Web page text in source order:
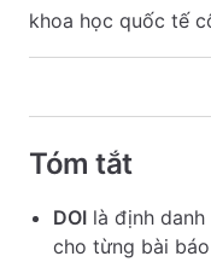
khoa học quốc tế
Tóm tắt
DOI là định
cho từng bài